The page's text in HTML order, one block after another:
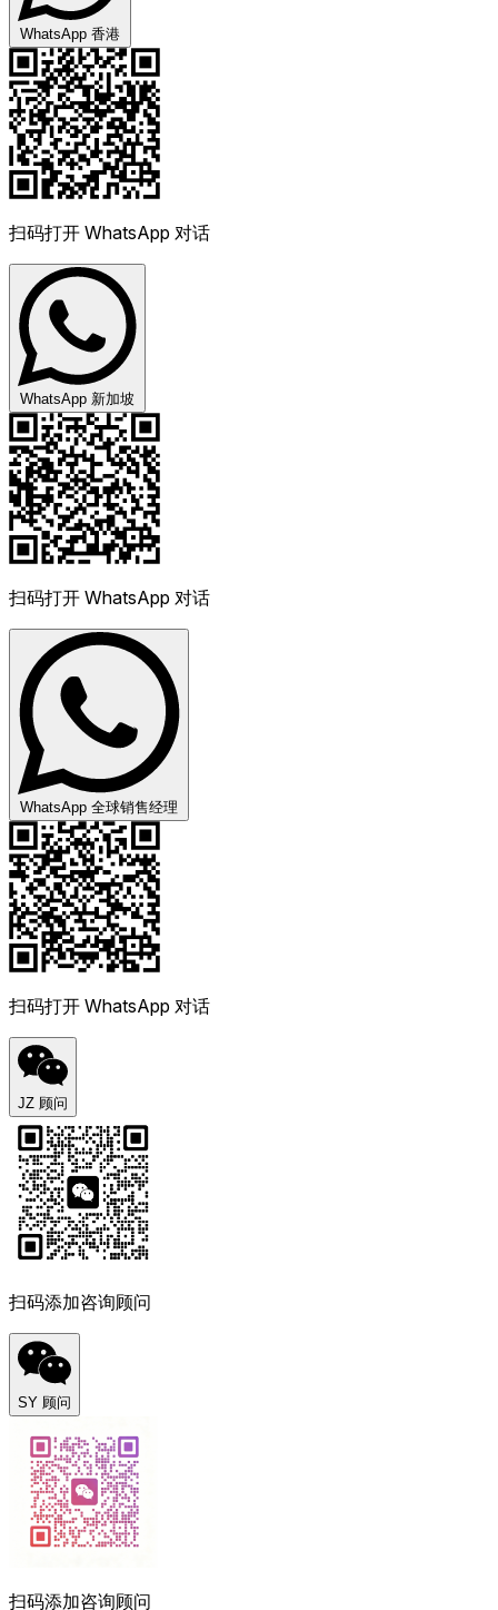
WhatsApp 香港
扫码打开 WhatsApp 对话
WhatsApp 新加坡
扫码打开 WhatsApp 对话
WhatsApp 全球销售经理
扫码打开 WhatsApp 对话
JZ 顾问
扫码添加咨询顾问
SY 顾问
扫码添加咨询顾问